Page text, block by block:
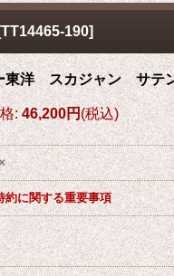
[TT14465-190]
東洋 スカジャン サ
: 46,200円(税込)
約に関する重要事項